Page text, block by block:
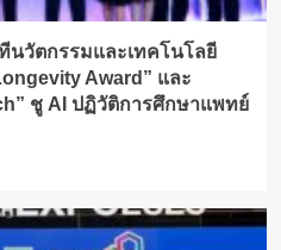
นวัตกรรมและเทคโนโลยี
Award” และ
ชู AI ปฏิวัติการศึกษาแพทย์